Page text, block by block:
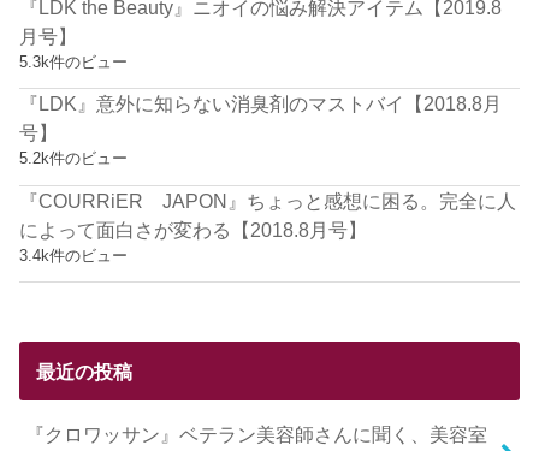
『LDK the Beauty』ニオイの悩み解決アイテム【2019.8
月号】
5.3k件のビュー
『LDK』意外に知らない消臭剤のマストバイ【2018.8月
号】
5.2k件のビュー
『COURRiER JAPON』ちょっと感想に困る。完全に人
によって面白さが変わる【2018.8月号】
3.4k件のビュー
最近の投稿
『クロワッサン』ベテラン美容師さんに聞く、美容室